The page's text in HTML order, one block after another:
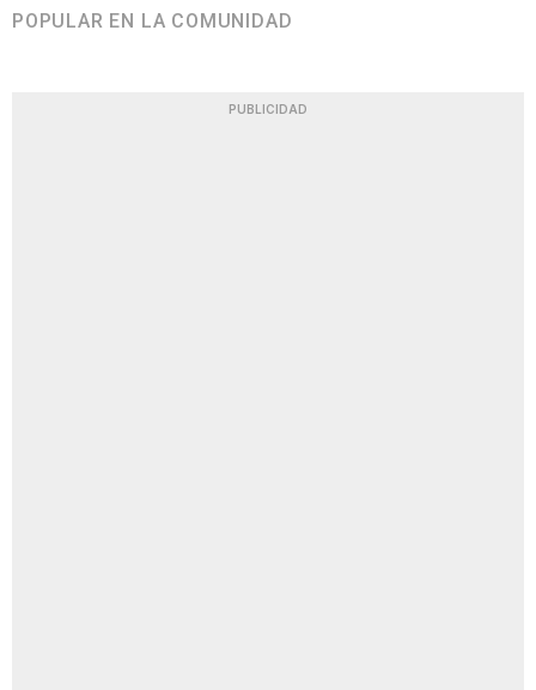
POPULAR EN LA COMUNIDAD
PUBLICIDAD